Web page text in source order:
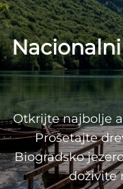
Otkrijte najbolje
Prošetajte
Biogradsko
doživite